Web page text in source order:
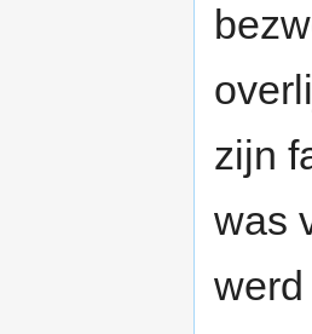
zijn
was